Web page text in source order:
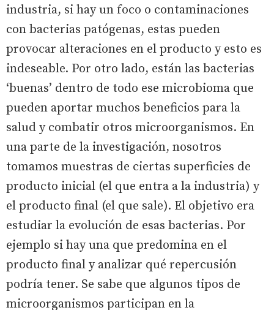
industria, si hay un foco o contaminaciones
con bacterias patógenas, estas pueden
provocar alteraciones en el producto y esto es
indeseable. Por otro lado, están las bacterias
‘buenas’ dentro de todo ese microbioma que
pueden aportar muchos beneficios para la
salud y combatir otros microorganismos. En
una parte de la investigación, nosotros
tomamos muestras de ciertas superficies de
producto inicial (el que entra a la industria) y
el producto final (el que sale). El objetivo era
estudiar la evolución de esas bacterias. Por
ejemplo si hay una que predomina en el
producto final y analizar qué repercusión
podría tener. Se sabe que algunos tipos de
microorganismos participan en la